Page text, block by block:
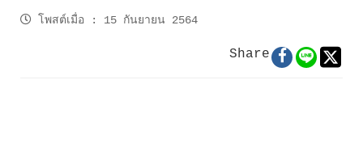
t
โพสต์เมื่อ : 15 กันยายน 2564
Share